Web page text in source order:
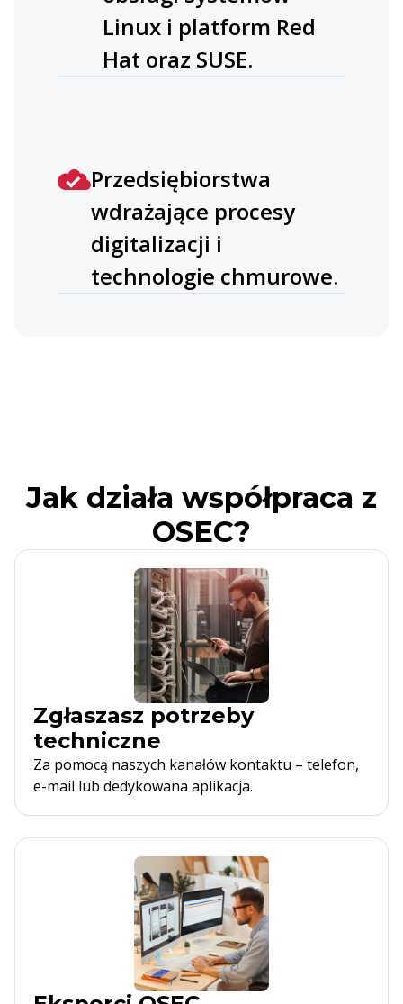
Linux i platform Red
Hat oraz SUSE.
Przedsiębiorstwa
wdrażające procesy
digitalizacji i
technologie chmurowe.
Jak działa współpraca z
OSEC?
Zgłaszasz potrzeby
techniczne
Za pomocą naszych kanałów kontaktu – telefon,
e-mail lub dedykowana aplikacja.